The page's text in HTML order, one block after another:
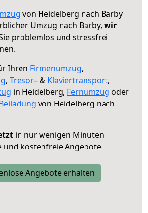
von Heidelberg nach Barby
Umzug nach Barby, wir
problemlos und stressfrei
Ihren Firmenumzug,
, Tresor– & Klaviertransport,
in Heidelberg, Fernumzug oder
Beiladung von Heidelberg nach
in nur wenigen Minuten
und kostenfreie Angebote.
Angebote erhalten